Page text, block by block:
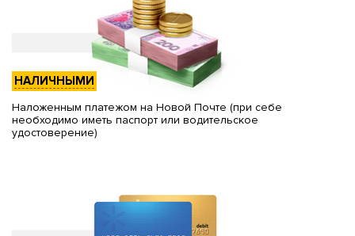
НАЛИЧНЫМИ
Наложенным платежом на Новой Почте (при себе
необходимо иметь паспорт или водительское
удостоверение)